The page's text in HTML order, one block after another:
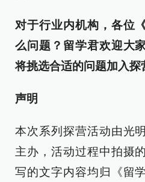
对于行业内机构，各位
么问题？留学君欢迎大
将挑选合适的问题加入探
声明
本次系列探营活动由光
主办，活动过程中拍摄
写的文字内容均归《留